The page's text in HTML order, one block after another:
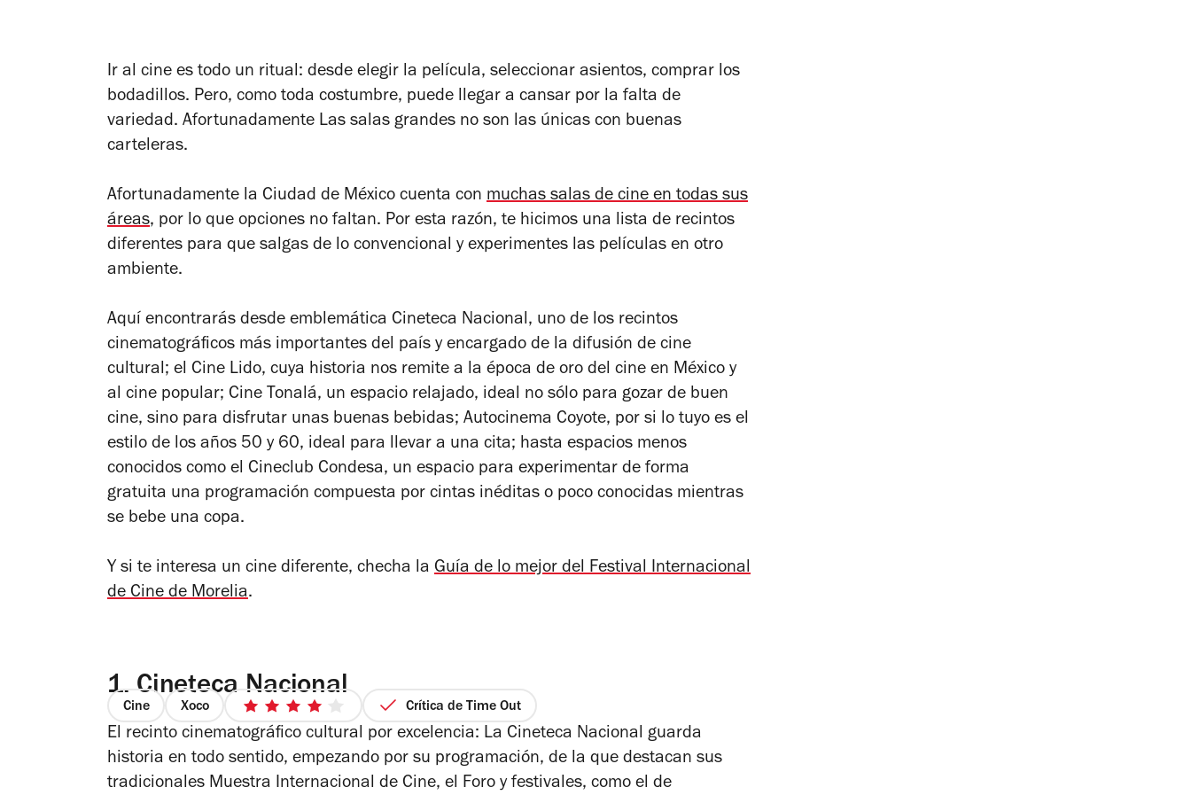
Ir al cine es todo un ritual: desde elegir la película, seleccionar asientos, comprar los
bodadillos. Pero, como toda costumbre, puede llegar a cansar por la falta de
variedad. Afortunadamente Las salas grandes no son las únicas con buenas
carteleras.
Afortunadamente la Ciudad de México cuenta con muchas salas de cine en todas sus
áreas, por lo que opciones no faltan. Por esta razón, te hicimos una lista de recintos
diferentes para que salgas de lo convencional y experimentes las películas en otro
ambiente.
Aquí encontrarás desde emblemática Cineteca Nacional, uno de los recintos
cinematográficos más importantes del país y encargado de la difusión de cine
cultural; el Cine Lido, cuya historia nos remite a la época de oro del cine en México y
al cine popular; Cine Tonalá, un espacio relajado, ideal no sólo para gozar de buen
cine, sino para disfrutar unas buenas bebidas; Autocinema Coyote, por si lo tuyo es el
estilo de los años 50 y 60, ideal para llevar a una cita; hasta espacios menos
conocidos como el Cineclub Condesa, un espacio para experimentar de forma
gratuita una programación compuesta por cintas inéditas o poco conocidas mientras
se bebe una copa.
Y si te interesa un cine diferente, checha la Guía de lo mejor del Festival Internacional
de Cine de Morelia.
1. Cineteca Nacional
Cine Xoco
4
de
5
estrellas
Crítica de Time Out
El recinto cinematográfico cultural por excelencia: La Cineteca Nacional guarda
historia en todo sentido, empezando por su programación, de la que destacan sus
tradicionales Muestra Internacional de Cine, el Foro y festivales, como el de